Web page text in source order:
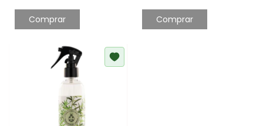
Comprar Comprar